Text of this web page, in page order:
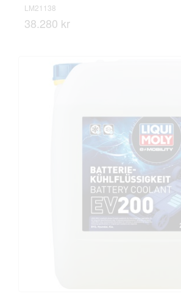
LM21138
38.280 kr